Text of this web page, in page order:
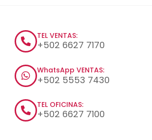
TEL VENTAS:
+502 6627 7170
WhatsApp VENTAS:
+502 5553 7430
TEL OFICINAS:
+502 6627 7100